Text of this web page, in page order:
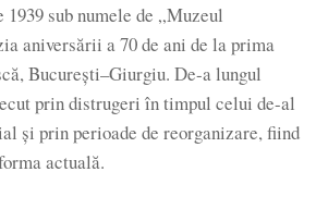
sub numele de „Muzeul
aniversării a 70 de ani de la prima
București–Giurgiu. De-a lungul
prin distrugeri în timpul celui de-al
și prin perioade de reorganizare, fiind
actuală.